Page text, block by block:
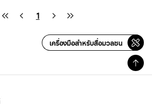
1
เครื่องมือสำหรับสื่อมวลชน